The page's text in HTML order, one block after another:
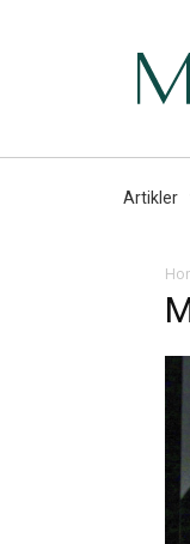
Artikler